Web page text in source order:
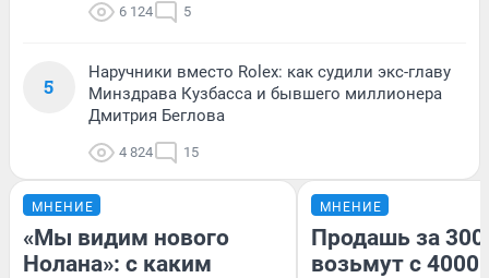
6 124 5
5
Наручники вместо Rolex: как судили экс-главу
Минздрава Кузбасса и бывшего миллионера
Дмитрия Беглова
4 824 15
МНЕНИЕ
«Мы видим нового
Нолана»: с каким
МНЕНИЕ
Продашь за
возьмут с